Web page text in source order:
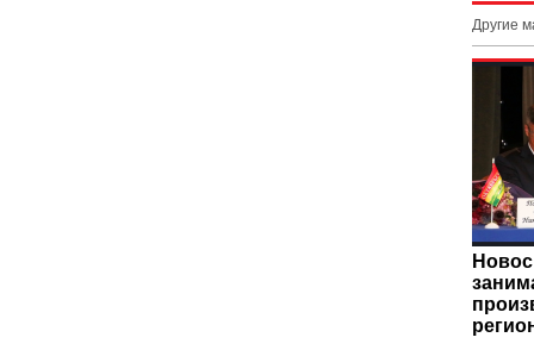
Другие